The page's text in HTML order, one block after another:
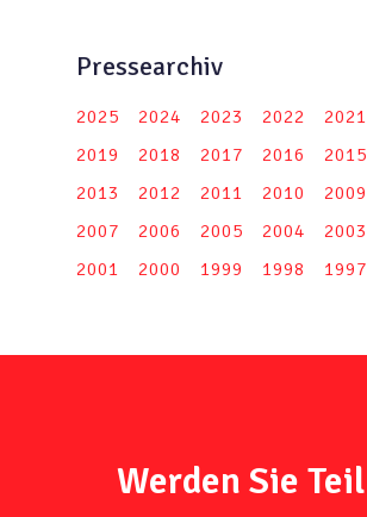
Pressearchiv
2025 2024 2023 2022 2021
2019
2018 2017 2016 2015
2013
2012 2011 2010 2009
2007
2006 2005 2004 2003
2001
2000 1999 1998 1997
Werden Sie Teil